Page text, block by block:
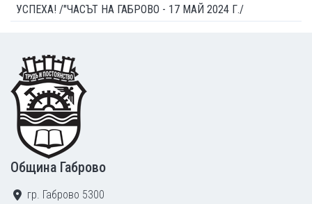
УСПЕХА! /"ЧАСЪТ НА ГАБРОВО - 17 МАЙ 2024 Г./
Footer
Община Габрово
гр. Габрово 5300